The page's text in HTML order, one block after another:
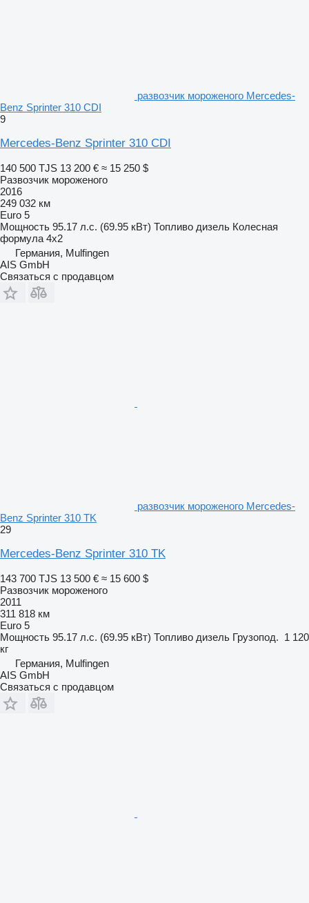
развозчик мороженого Mercedes-
Benz Sprinter 310 CDI
9
Mercedes-Benz Sprinter 310 CDI
140 500 TJS 13 200 € ≈ 15 250 $
Развозчик мороженого
2016
249 032 км
Euro 5
Мощность 95.17 л.с. (69.95 кВт) Топливо дизель Колесная
формула 4x2
Германия, Mulfingen
AIS GmbH
Связаться с продавцом
развозчик мороженого Mercedes-
Benz Sprinter 310 TK
29
Mercedes-Benz Sprinter 310 TK
143 700 TJS 13 500 € ≈ 15 600 $
Развозчик мороженого
2011
311 818 км
Euro 5
Мощность 95.17 л.с. (69.95 кВт) Топливо дизель Грузопод. 1 120
кг
Германия, Mulfingen
AIS GmbH
Связаться с продавцом